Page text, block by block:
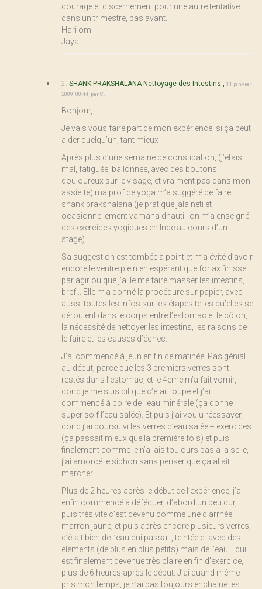
courage et discernement pour une autre tentative...
dans un trimestre, pas avant...
Hari om
Jaya
2. SHANK PRAKSHALANA Nettoyage des Intestins , 11 janvier
2009, 00:44 parC.
Bonjour,
Je vais vous faire part de mon expérience, si ça peut
aider quelqu’un, tant mieux :
Après plus d’une semaine de constipation, (j’étais
mal, fatiguée, ballonnée, avec des boutons
douloureux sur le visage, et vraiment pas dans mon
assiette) ma prof de yoga m’a suggéré de faire
shank prakshalana (je pratique jala neti et
ocasionnellement vamana dhauti : on m’a enseigné
ces exercices yogiques en Inde au cours d’un
stage).
Sa suggestion est tombée à point et m’a évité d’avoir
encore le ventre plein en espérant que forlax finisse
par agir ou que j’aille me faire masser les intestins,
bref... Elle m’a donné la procédure sur papier, avec
aussi toutes les infos sur les étapes telles qu’elles se
déroulent dans le corps entre l’estomac et le côlon,
la nécessité de nettoyer les intestins, les raisons de
le faire et les causes d’échec.
J’ai commencé à jeun en fin de matinée. Pas génial
au début, parce que les 3 premiers verres sont
restés dans l’estomac, et le 4eme m’a fait vomir,
donc je me suis dit que c’était loupé et j’ai
commencé à boire de l’eau minérale (ça donne
super soif l’eau salée). Et puis j’ai voulu réessayer,
donc j’ai poursuivi les verres d’eau salée + exercices
(ça passait mieux que la première fois) et puis
finalement comme je n’allais toujours pas à la selle,
j’ai amorcé le siphon sans penser que ça allait
marcher.
Plus de 2 heures après le début de l’expérience, j’ai
enfin commencé à déféquer, d’abord un peu dur,
puis très vite c’est devenu comme une diarrhée
marron jaune, et puis après encore plusieurs verres,
c’était bien de l’eau qui passait, teintée et avec des
éléments (de plus en plus petits) mais de l’eau... qui
est finalement devenue très claire en fin d’exercice,
plus de 6 heures après le début. J’ai quand même
pris mon temps, je n’ai pas toujours enchainé les